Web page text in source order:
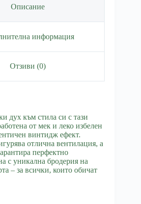
Описание
информация
Отзиви (0)
дух към стила си с тази
от мек и леко избелен
винтидж ефект.
отлична вентилация, а
перфектно
с уникална бродерия на
– за всички, които обичат